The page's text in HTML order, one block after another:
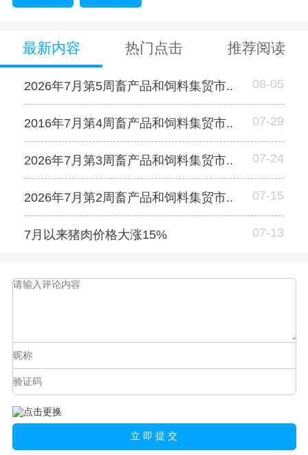
最新内容 热门点击 推荐阅读
2026年7月第5周畜产品和饲料集贸市.. 08-05
2016年7月第4周畜产品和饲料集贸市.. 07-29
2026年7月第3周畜产品和饲料集贸市.. 07-24
2026年7月第2周畜产品和饲料集贸市.. 07-15
7月以来猪肉价格大涨15% 07-13